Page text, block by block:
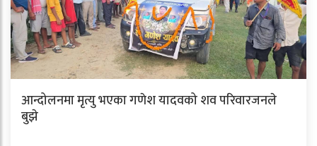
आन्दोलनमा मृत्यु भएका गणेश यादवको शव परिवारजनले
बुझे